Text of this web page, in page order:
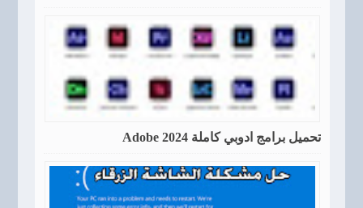
تحميل برامج ادوبي كاملة Adobe 2024